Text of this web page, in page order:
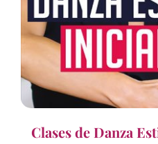
Clases de Danza